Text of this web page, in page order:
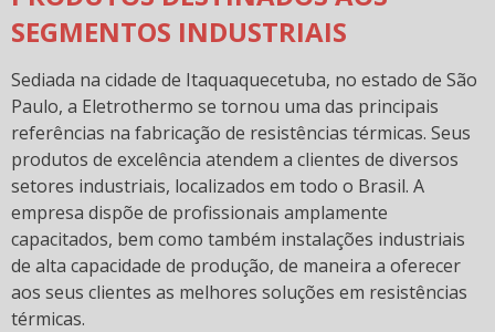
SEGMENTOS INDUSTRIAIS
Sediada na cidade de Itaquaquecetuba, no estado de São
Paulo, a Eletrothermo se tornou uma das principais
referências na fabricação de resistências térmicas. Seus
produtos de excelência atendem a clientes de diversos
setores industriais, localizados em todo o Brasil. A
empresa dispõe de profissionais amplamente
capacitados, bem como também instalações industriais
de alta capacidade de produção, de maneira a oferecer
aos seus clientes as melhores soluções em resistências
térmicas.